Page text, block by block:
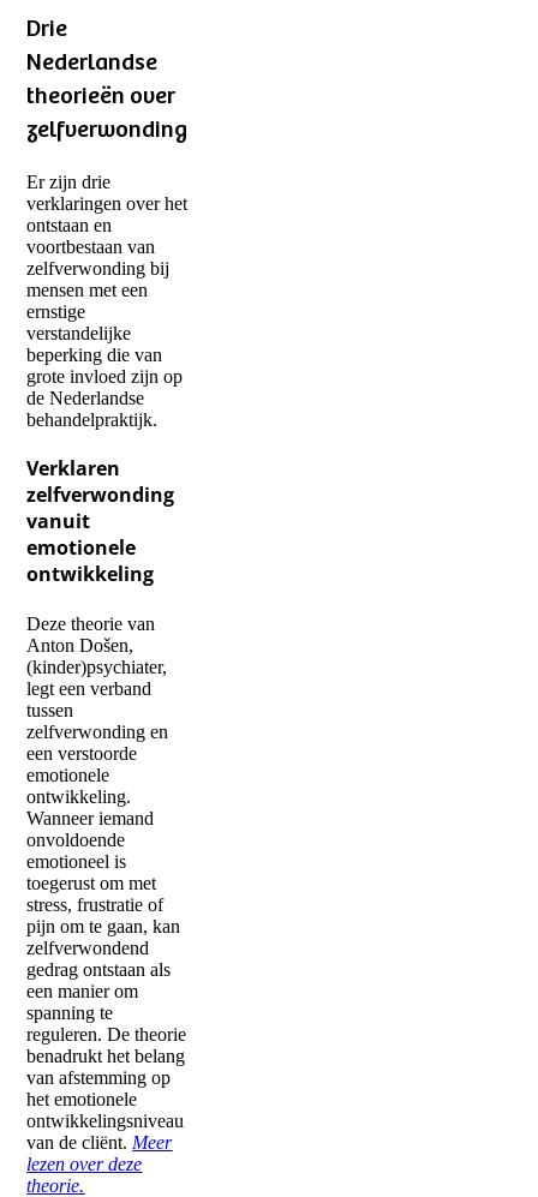
Drie
Nederlandse
theorieën over
zelfverwonding
Er zijn drie
verklaringen over het
ontstaan en
voortbestaan van
zelfverwonding bij
mensen met een
ernstige
verstandelijke
beperking die van
grote invloed zijn op
de Nederlandse
behandelpraktijk.
Verklaren
zelfverwonding
vanuit
emotionele
ontwikkeling
Deze theorie van
Anton Došen,
(kinder)psychiater,
legt een verband
tussen
zelfverwonding en
een verstoorde
emotionele
ontwikkeling.
Wanneer iemand
onvoldoende
emotioneel is
toegerust om met
stress, frustratie of
pijn om te gaan, kan
zelfverwondend
gedrag ontstaan als
een manier om
spanning te
reguleren. De theorie
benadrukt het belang
van afstemming op
het emotionele
ontwikkelingsniveau
van de cliënt. Meer
lezen over deze
theorie.